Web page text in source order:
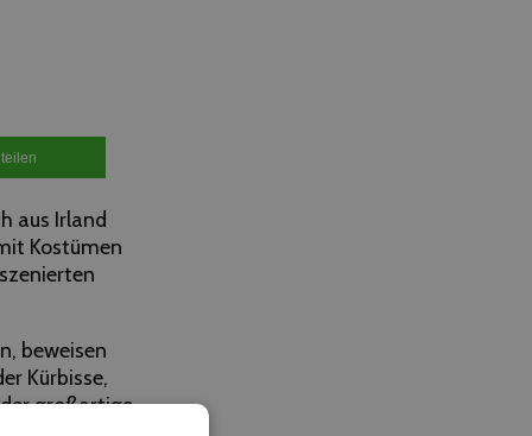
teilen
aus Irland
Kostümen
beweisen
Kürbisse,
großartige